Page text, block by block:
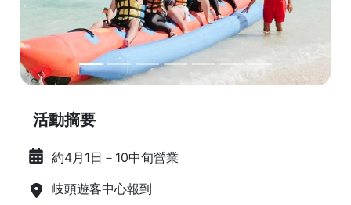
活動摘要
約4月1日－10中旬營業
岐頭遊客中心報到